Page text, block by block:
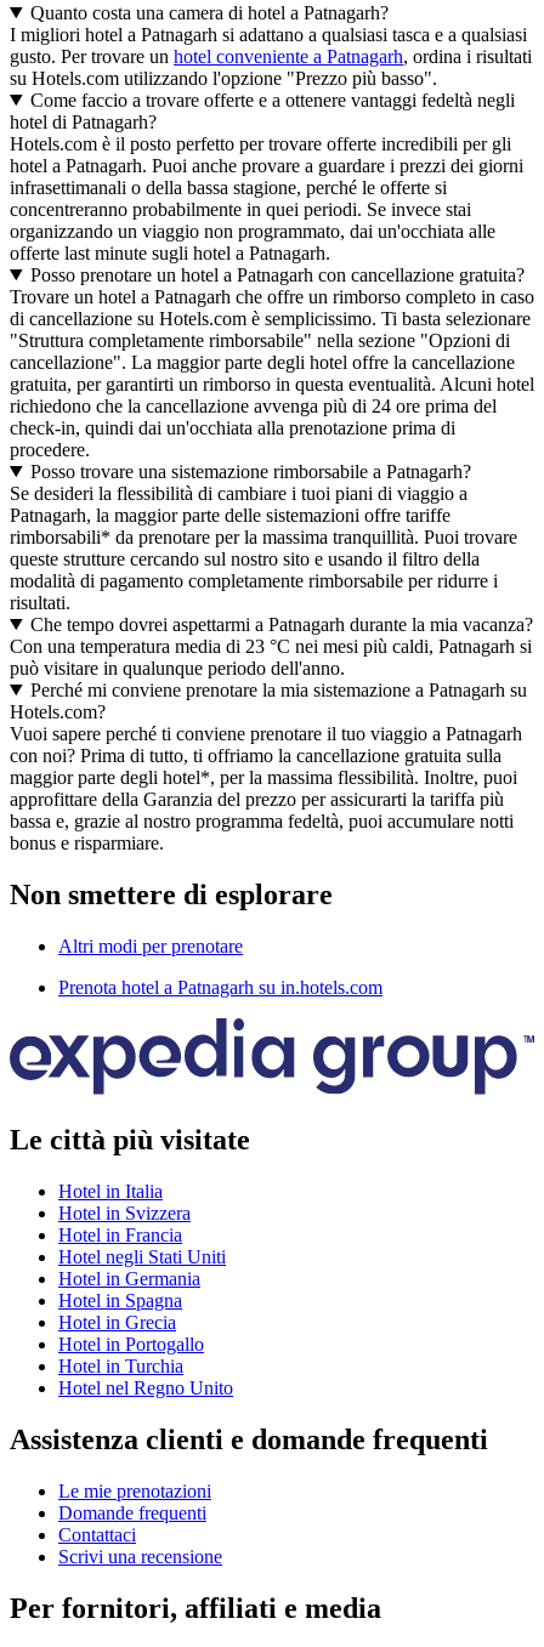
Quanto costa una camera di hotel a Patnagarh?
I migliori hotel a Patnagarh si adattano a qualsiasi tasca e a qualsiasi
gusto. Per trovare un hotel conveniente a Patnagarh, ordina i risultati
su Hotels.com utilizzando l'opzione "Prezzo più basso".
Come faccio a trovare offerte e a ottenere vantaggi fedeltà negli
hotel di Patnagarh?
Hotels.com è il posto perfetto per trovare offerte incredibili per gli
hotel a Patnagarh. Puoi anche provare a guardare i prezzi dei giorni
infrasettimanali o della bassa stagione, perché le offerte si
concentreranno probabilmente in quei periodi. Se invece stai
organizzando un viaggio non programmato, dai un'occhiata alle
offerte last minute sugli hotel a Patnagarh.
Posso prenotare un hotel a Patnagarh con cancellazione gratuita?
Trovare un hotel a Patnagarh che offre un rimborso completo in caso
di cancellazione su Hotels.com è semplicissimo. Ti basta selezionare
"Struttura completamente rimborsabile" nella sezione "Opzioni di
cancellazione". La maggior parte degli hotel offre la cancellazione
gratuita, per garantirti un rimborso in questa eventualità. Alcuni hotel
richiedono che la cancellazione avvenga più di 24 ore prima del
check-in, quindi dai un'occhiata alla prenotazione prima di
procedere.
Posso trovare una sistemazione rimborsabile a Patnagarh?
Se desideri la flessibilità di cambiare i tuoi piani di viaggio a
Patnagarh, la maggior parte delle sistemazioni offre tariffe
rimborsabili* da prenotare per la massima tranquillità. Puoi trovare
queste strutture cercando sul nostro sito e usando il filtro della
modalità di pagamento completamente rimborsabile per ridurre i
risultati.
Che tempo dovrei aspettarmi a Patnagarh durante la mia vacanza?
Con una temperatura media di 23 °C nei mesi più caldi, Patnagarh si
può visitare in qualunque periodo dell'anno.
Perché mi conviene prenotare la mia sistemazione a Patnagarh su
Hotels.com?
Vuoi sapere perché ti conviene prenotare il tuo viaggio a Patnagarh
con noi? Prima di tutto, ti offriamo la cancellazione gratuita sulla
maggior parte degli hotel*, per la massima flessibilità. Inoltre, puoi
approfittare della Garanzia del prezzo per assicurarti la tariffa più
bassa e, grazie al nostro programma fedeltà, puoi accumulare notti
bonus e risparmiare.
Non smettere di esplorare
Altri modi per prenotare
Prenota hotel a Patnagarh su in.hotels.com
Le città più visitate
Hotel in Italia
Hotel in Svizzera
Hotel in Francia
Hotel negli Stati Uniti
Hotel in Germania
Hotel in Spagna
Hotel in Grecia
Hotel in Portogallo
Hotel in Turchia
Hotel nel Regno Unito
Assistenza clienti e domande frequenti
Le mie prenotazioni
Domande frequenti
Contattaci
Scrivi una recensione
Per fornitori, affiliati e media